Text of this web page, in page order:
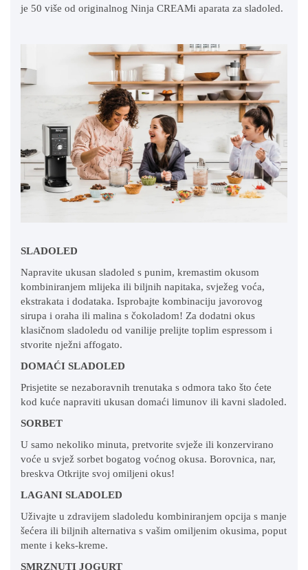
je 50 više od originalnog Ninja CREAMi aparata za sladoled.
SLADOLED
Napravite ukusan sladoled s punim, kremastim okusom
kombiniranjem mlijeka ili biljnih napitaka, svježeg voća,
ekstrakata i dodataka. Isprobajte kombinaciju javorovog
sirupa i oraha ili malina s čokoladom! Za dodatni okus
klasičnom sladoledu od vanilije prelijte toplim espressom i
stvorite nježni affogato.
DOMAĆI SLADOLED
Prisjetite se nezaboravnih trenutaka s odmora tako što ćete
kod kuće napraviti ukusan domaći limunov ili kavni sladoled.
SORBET
U samo nekoliko minuta, pretvorite svježe ili konzervirano
voće u svjež sorbet bogatog voćnog okusa. Borovnica, nar,
breskva Otkrijte svoj omiljeni okus!
LAGANI SLADOLED
Uživajte u zdravijem sladoledu kombiniranjem opcija s manje
šećera ili biljnih alternativa s vašim omiljenim okusima, poput
mente i keks-kreme.
SMRZNUTI JOGURT